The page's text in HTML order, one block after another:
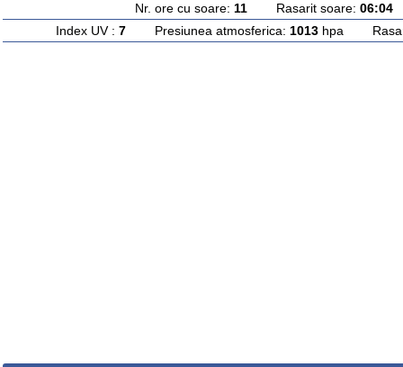
Nr. ore cu soare: 11 Rasarit soare: 06:04
Index UV : 7Presiunea atmosferica: 1013hpa